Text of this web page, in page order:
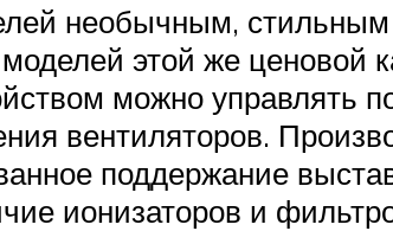
необычным,
этой же ценовой
можно управлять
вентиляторов.
поддержание
ионизаторов и